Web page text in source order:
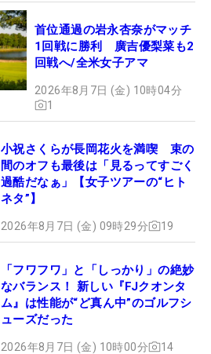
首位通過の岩永杏奈がマッチ
1回戦に勝利 廣吉優梨菜も2
回戦へ/全米女子アマ
2026年8月7日 (金) 10時04分
1
小祝さくらが長岡花火を満喫 束の
間のオフも最後は「見るってすごく
過酷だなぁ」【女子ツアーの“ヒト
ネタ”】
2026年8月7日 (金) 09時29分 19
「フワフワ」と「しっかり」の絶妙
なバランス！ 新しい『FJクオンタ
ム』は性能が“ど真ん中”のゴルフシ
ューズだった
2026年8月7日 (金) 10時00分 14